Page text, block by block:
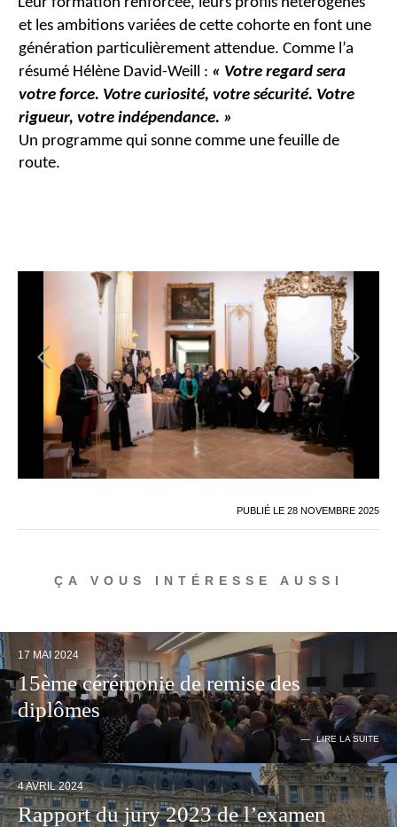
et les ambitions variées de cette cohorte en font une
génération particulièrement attendue. Comme l’a
résumé Hélène David-Weill : « Votre regard sera
votre force. Votre curiosité, votre sécurité. Votre
rigueur, votre indépendance. »
Un programme qui sonne comme une feuille de
route.
PUBLIÉ LE 28 NOVEMBRE 2025
ÇA VOUS INTÉRESSE AUSSI
17 MAI 2024
15ème cérémonie de remise des
diplômes
LIRE LA SUITE
4 AVRIL 2024
Rapport du jury 2023 de l’examen